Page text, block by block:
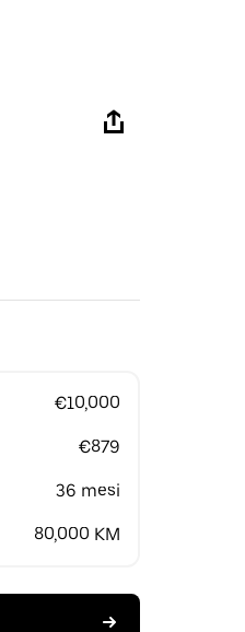
€10,000
€879
36 mesi
80,000 KM